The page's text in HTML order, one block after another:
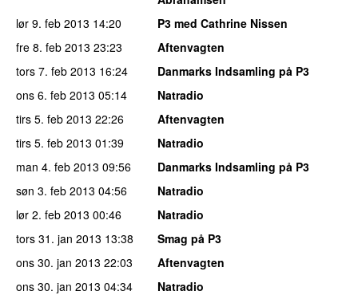
lør 9. feb 2013 14:20
P3 med Cathrine Nissen
fre 8. feb 2013 23:23
Aftenvagten
tors 7. feb 2013 16:24
Danmarks Indsamling på P3
ons 6. feb 2013 05:14
Natradio
tirs 5. feb 2013 22:26
Aftenvagten
tirs 5. feb 2013 01:39
Natradio
man 4. feb 2013 09:56
Danmarks Indsamling på P3
søn 3. feb 2013 04:56
Natradio
lør 2. feb 2013 00:46
Natradio
tors 31. jan 2013 13:38
Smag på P3
ons 30. jan 2013 22:03
Aftenvagten
ons 30. jan 2013 04:34
Natradio